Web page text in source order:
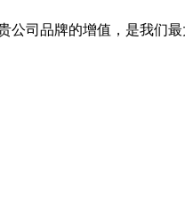
公司品牌的增值，是我们